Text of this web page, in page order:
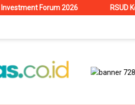
RSUD Kotamobagu Terima